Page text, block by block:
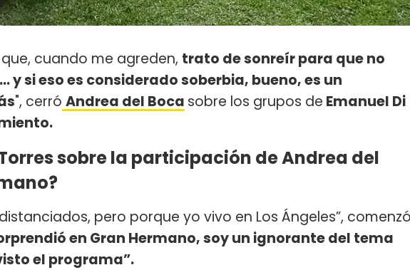
cuando me agreden, trato de sonreír para que no
y si eso es considerado soberbia, bueno, es un
", cerró Andrea del Boca sobre los grupos de Emanuel Di
sobre la participación de Andrea del
pero porque yo vivo en Los Ángeles”,
en Gran Hermano, soy un ignorante del tema
el programa”.